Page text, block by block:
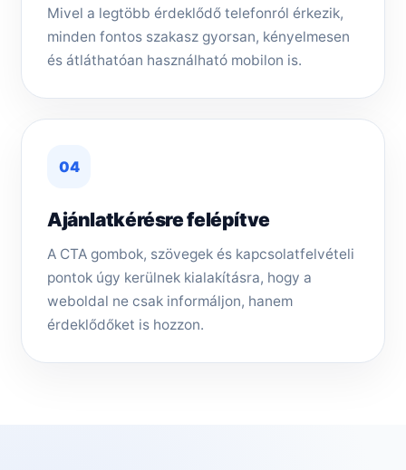
Mivel a legtöbb érdeklődő telefonról érkezik,
minden fontos szakasz gyorsan, kényelmesen
és átláthatóan használható mobilon is.
04
Ajánlatkérésre felépítve
A CTA gombok, szövegek és kapcsolatfelvételi
pontok úgy kerülnek kialakításra, hogy a
weboldal ne csak informáljon, hanem
érdeklődőket is hozzon.